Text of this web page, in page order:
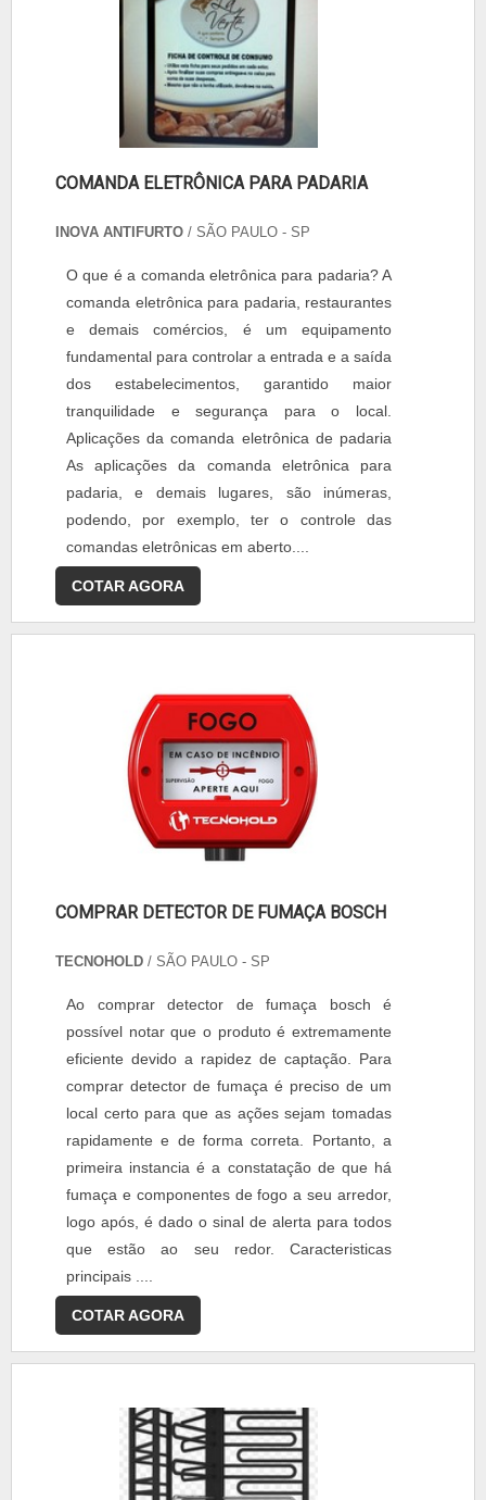
COMANDA ELETRÔNICA PARA PADARIA
INOVA ANTIFURTO / SÃO PAULO - SP
O que é a comanda eletrônica para padaria? A
comanda eletrônica para padaria, restaurantes
e demais comércios, é um equipamento
fundamental para controlar a entrada e a saída
dos estabelecimentos, garantido maior
tranquilidade e segurança para o local.
Aplicações da comanda eletrônica de padaria
As aplicações da comanda eletrônica para
padaria, e demais lugares, são inúmeras,
podendo, por exemplo, ter o controle das
comandas eletrônicas em aberto....
COTAR AGORA
COMPRAR DETECTOR DE FUMAÇA BOSCH
TECNOHOLD / SÃO PAULO - SP
Ao comprar detector de fumaça bosch é
possível notar que o produto é extremamente
eficiente devido a rapidez de captação. Para
comprar detector de fumaça é preciso de um
local certo para que as ações sejam tomadas
rapidamente e de forma correta. Portanto, a
primeira instancia é a constatação de que há
fumaça e componentes de fogo a seu arredor,
logo após, é dado o sinal de alerta para todos
que estão ao seu redor. Caracteristicas
principais ....
COTAR AGORA